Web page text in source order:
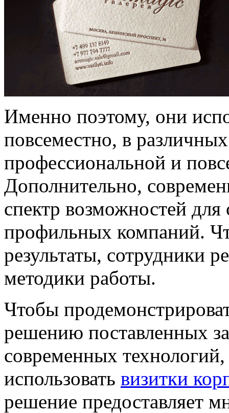
Именно поэтому, они
повсеместно, в
профессиональной и
Дополнительно,
спектр возможностей для
профильных компаний.
результаты, сотрудники
методики работы.
Чтобы
решению поставленных
современных
использовать визитки
решение предоставляет